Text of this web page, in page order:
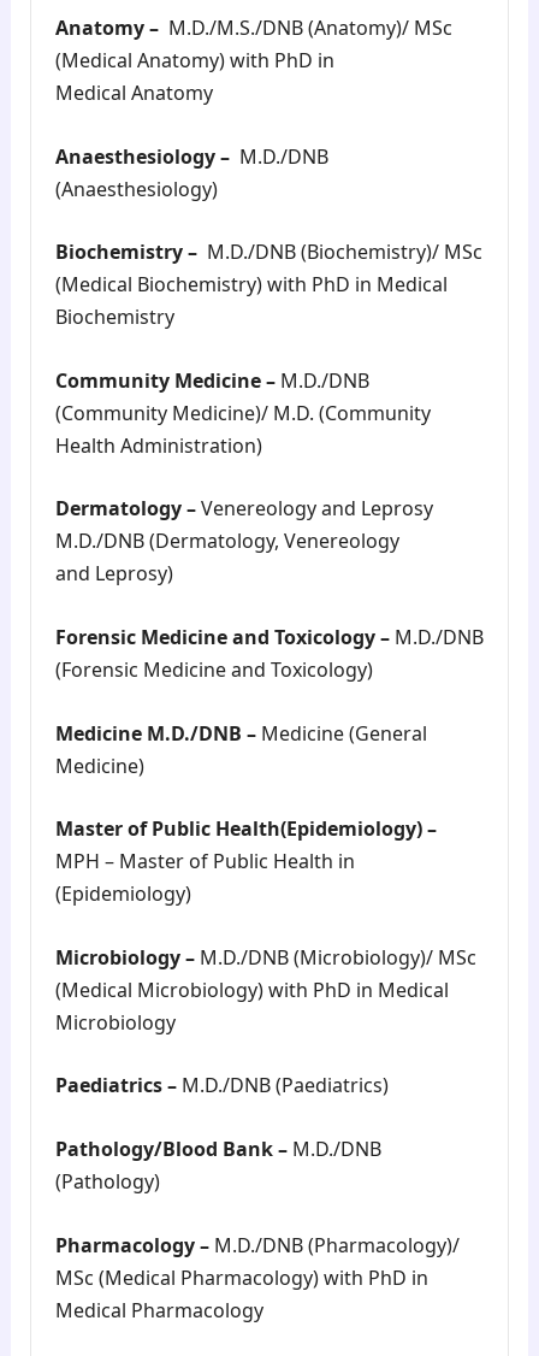
Anatomy –M.D./M.S./DNB (Anatomy)/ MSc
(Medical Anatomy) with PhD in
Medical Anatomy
Anaesthesiology –M.D./DNB
(Anaesthesiology)
Biochemistry –M.D./DNB (Biochemistry)/ MSc
(Medical Biochemistry) with PhD in Medical
Biochemistry
Community Medicine –M.D./DNB
(Community Medicine)/ M.D. (Community
Health Administration)
Dermatology –Venereology and Leprosy
M.D./DNB (Dermatology, Venereology
and Leprosy)
Forensic Medicine and Toxicology –M.D./DNB
(Forensic Medicine and Toxicology)
Medicine M.D./DNB –Medicine (General
Medicine)
Master of Public Health(Epidemiology) –
MPH – Master of Public Health in
(Epidemiology)
Microbiology –M.D./DNB (Microbiology)/ MSc
(Medical Microbiology) with PhD in Medical
Microbiology
Paediatrics –M.D./DNB (Paediatrics)
Pathology/Blood Bank –M.D./DNB
(Pathology)
Pharmacology –M.D./DNB (Pharmacology)/
MSc (Medical Pharmacology) with PhD in
Medical Pharmacology